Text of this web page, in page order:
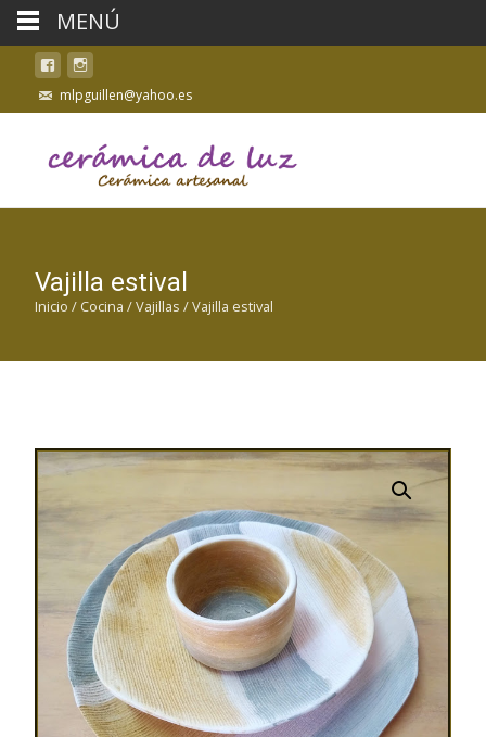
mlpguillen@yahoo.es
Vajilla estival
Inicio / Cocina /Vajillas / Vajilla estival
MENÚ